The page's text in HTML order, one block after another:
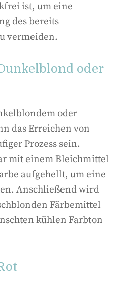
ist, um eine
des bereits
vermeiden.
oder
oder
das Erreichen von
Prozess sein.
mit einem Bleichmittel
aufgehellt, um eine
Anschließend wird
Färbemittel
kühlen Farbton